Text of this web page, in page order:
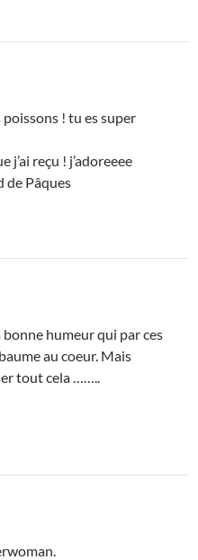
poissons ! tu es super
j’ai reçu ! j’adoreeee
de Pâques
humeur qui par ces
au coeur. Mais
tout cela ……..